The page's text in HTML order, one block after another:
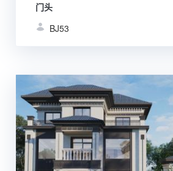
门头
BJ53